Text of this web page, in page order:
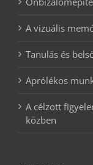
A vizuális
Tanulás és
Aprólékos
A célzott
közben